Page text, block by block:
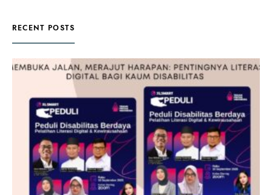
RECENT POSTS